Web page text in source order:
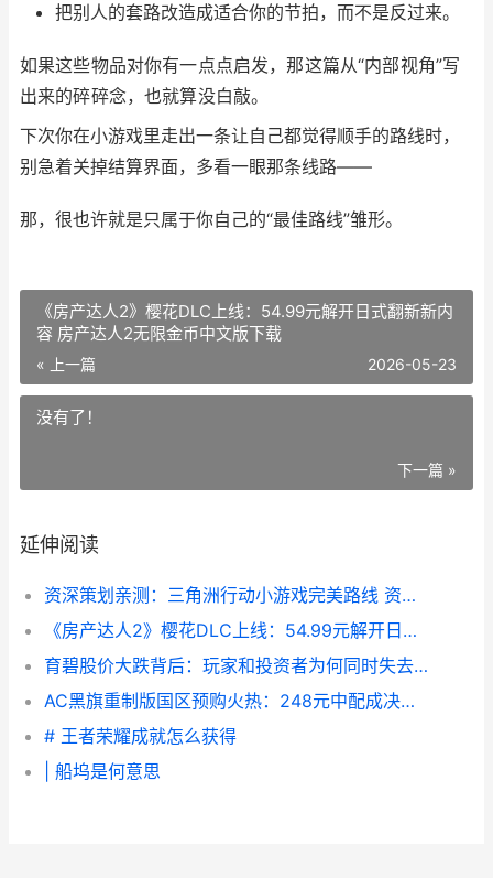
把别人的套路改造成适合你的节拍，而不是反过来。
如果这些物品对你有一点点启发，那这篇从“内部视角”写
出来的碎碎念，也就算没白敲。
下次你在小游戏里走出一条让自己都觉得顺手的路线时，
别急着关掉结算界面，多看一眼那条线路——
那，很也许就是只属于你自己的“最佳路线”雏形。
《房产达人2》樱花DLC上线：54.99元解开日式翻新新内
容 房产达人2无限金币中文版下载
« 上一篇 2026-05-23
没有了！
下一篇 »
延伸阅读
资深策划亲测：三角洲行动小游戏完美路线 资深活动策划
《房产达人2》樱花DLC上线：54.99元解开日式翻新新内容 房产达人2无限金币中文版下载
育碧股价大跌背后：玩家和投资者为何同时失去信心 育碧大股东
AC黑旗重制版国区预购火热：248元中配成决定因素优势 黑旗digital deluxe edition
# 王者荣耀成就怎么获得
| 船坞是何意思